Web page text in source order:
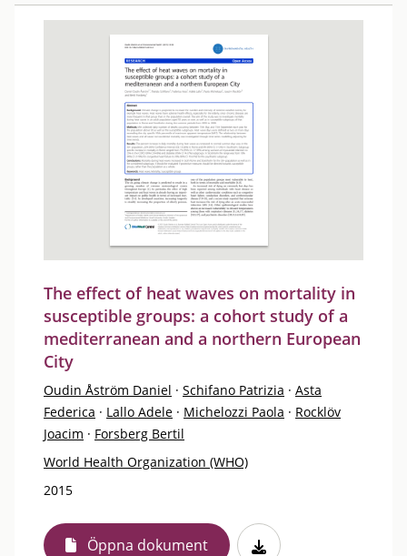
The effect of heat waves on mortality in
susceptible groups: a cohort study of a
mediterranean and a northern European
City
Oudin Åström Daniel · Schifano Patrizia · Asta
Federica · Lallo Adele · Michelozzi Paola · Rocklöv
Joacim · Forsberg Bertil
World Health Organization (WHO)
2015
Öppna dokument